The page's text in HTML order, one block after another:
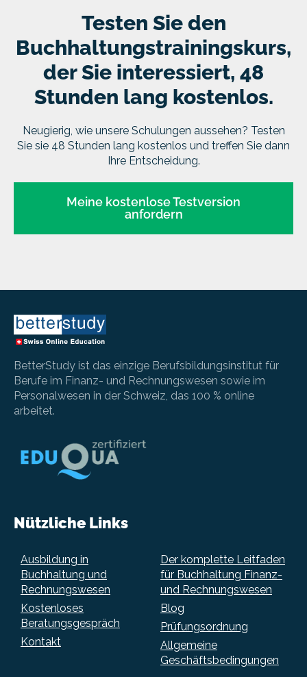
Testen Sie den
Buchhaltungstrainingskurs,
der Sie interessiert, 48
Stunden lang kostenlos.
Neugierig, wie unsere Schulungen aussehen? Testen
Sie sie 48 Stunden lang kostenlos und treffen Sie dann
Ihre Entscheidung.
Meine kostenlose Testversion
anfordern
BetterStudy ist das einzige Berufsbildungsinstitut für
Berufe im Finanz- und Rechnungswesen sowie im
Personalwesen in der Schweiz, das 100 % online
arbeitet.
Nützliche Links
Ausbildung in
Buchhaltung und
Rechnungswesen
Kostenloses
Beratungsgespräch
Kontakt
Der komplette Leitfaden
für Buchhaltung Finanz-
und Rechnungswesen
Blog
Prüfungsordnung
Allgemeine
Geschäftsbedingungen